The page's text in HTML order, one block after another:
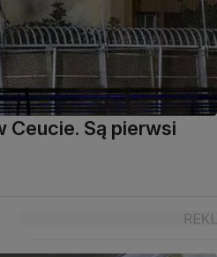
Ceucie. Są pierwsi